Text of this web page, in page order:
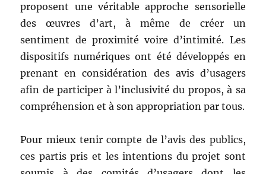
proposent une véritable approche sensorielle
des œuvres d’art, à même de créer un
sentiment de proximité voire d’intimité. Les
dispositifs numériques ont été développés en
prenant en considération des avis d’usagers
afin de participer à l’inclusivité du propos, à sa
compréhension et à son appropriation par tous.
Pour mieux tenir compte de l’avis des publics,
ces partis pris et les intentions du projet sont